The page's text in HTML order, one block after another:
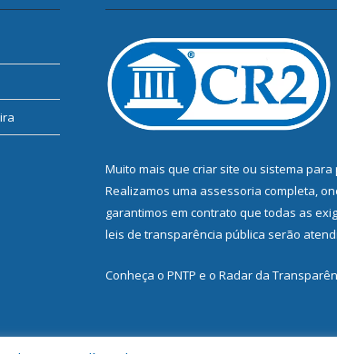
Muito mais que criar site ou sistema
Realizamos uma assessoria completa,
garantimos em contrato que todas as
leis de transparência pública serão
Conheça o PNTP e o Radar da